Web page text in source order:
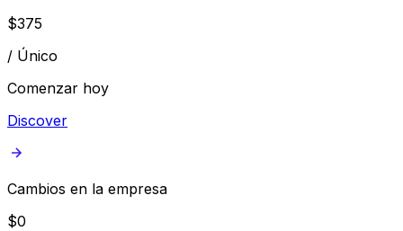
$375
/ Único
Comenzar hoy
Discover
Cambios en la empresa
$0